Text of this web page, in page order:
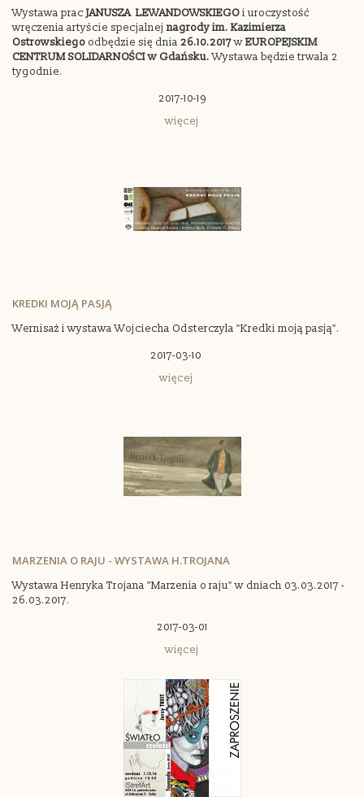
Wystawa pracJANUSZA LEWANDOWSKIEGOi uroczystość
wręczenia artyście specjalnejnagrody im. Kazimierza
Ostrowskiego odbędzie się dnia 26.10.2017wEUROPEJSKIM
CENTRUM SOLIDARNOŚCI w Gdańsku.Wystawa będzie trwala 2
tygodnie.
2017-10-19
więcej
KREDKI MOJĄ PASJĄ
Wernisaż i wystawa Wojciecha Odsterczyla "Kredki moją pasją".
2017-03-10
więcej
MARZENIA O RAJU - WYSTAWA H.TROJANA
Wystawa Henryka Trojana "Marzenia o raju" w dniach 03.03.2017 -
26.03.2017.
2017-03-01
więcej